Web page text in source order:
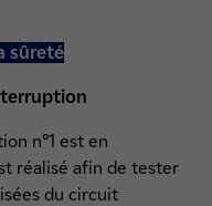
sûreté
n°1 est en
réalisé afin de tester
du circuit